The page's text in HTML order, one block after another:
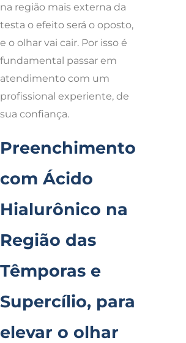
na região mais externa da
testa o efeito será o oposto,
e o olhar vai cair. Por isso é
fundamental passar em
atendimento com um
profissional experiente, de
sua confiança.
Preenchimento
com Ácido
Hialurônico na
Região das
Têmporas e
Supercílio, para
elevar o olhar